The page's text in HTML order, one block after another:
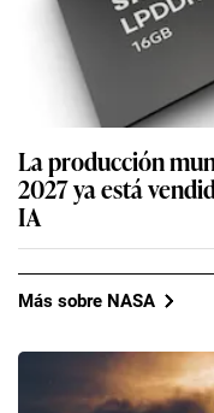
La producción
2027 ya está
IA
Más sobre NASA